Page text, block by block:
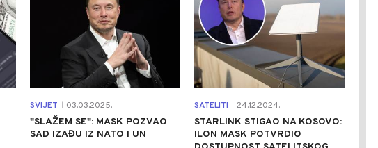
SVIJET 03.03.2025.
"SLAŽEM SE": MASK POZVAO
SAD IZAĐU IZ NATO I UN
SATELITI 24.12.2024.
STARLINK STIGAO NA KOSOVO:
ILON MASK POTVRDIO